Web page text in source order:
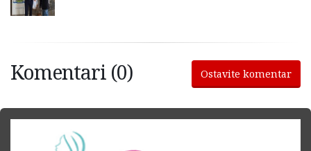
Komentari (0) Ostavite komentar